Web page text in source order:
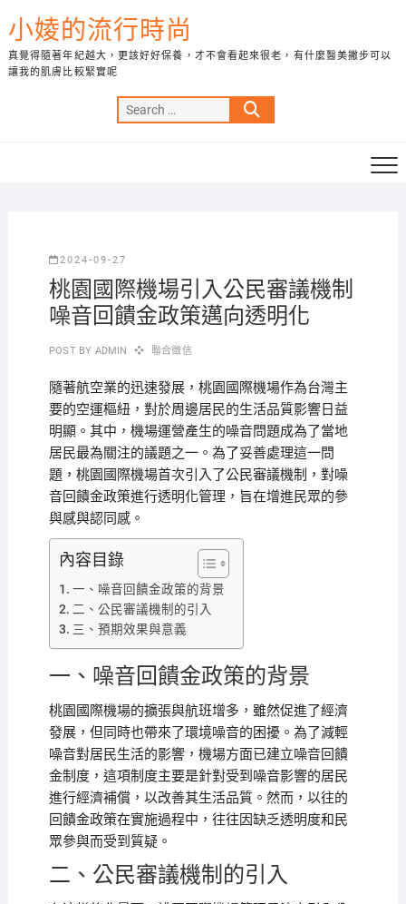
to
content
小婈的流行時尚
真覺得隨著年紀越大，更該好好保養，才不會看起來很老，有什麼醫美撇步可以
讓我的肌膚比較緊實呢
Search
…
2024-09-27
桃園國際機場引入公民審議機制
噪音回饋金政策邁向透明化
POST BY ADMIN 聯合徵信
隨著航空業的迅速發展，桃園國際機場作為台灣主
要的空運樞紐，對於周邊居民的生活品質影響日益
明顯。其中，機場運營產生的噪音問題成為了當地
居民最為關注的議題之一。為了妥善處理這一問
題，桃園國際機場首次引入了公民審議機制，對噪
音回饋金政策進行透明化管理，旨在增進民眾的參
與感與認同感。
內容目錄
一、噪音回饋金政策的背景
二、公民審議機制的引入
三、預期效果與意義
一、噪音回饋金政策的背景
桃園國際機場的擴張與航班增多，雖然促進了經濟
發展，但同時也帶來了環境噪音的困擾。為了減輕
噪音對居民生活的影響，機場方面已建立噪音回饋
金制度，這項制度主要是針對受到噪音影響的居民
進行經濟補償，以改善其生活品質。然而，以往的
回饋金政策在實施過程中，往往因缺乏透明度和民
眾參與而受到質疑。
二、公民審議機制的引入